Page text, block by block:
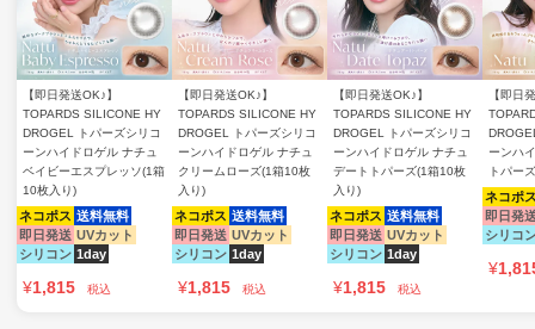
【即日発送OK♪】
TOPARDS SILICONE HY
DROGEL トパーズシリコ
ーンハイドロゲル ナチュ
ベイビーエスプレッソ(1箱
10枚入り)
ネコポス 送料無料
即日発送 UVカット
シリコン 1day
¥1,815 税込
【即日発送OK♪】
TOPARDS SILICONE HY
DROGEL トパーズシリコ
ーンハイドロゲル ナチュ
クリームローズ(1箱10枚
入り)
ネコポス 送料無料
即日発送 UVカット
シリコン 1day
¥1,815 税込
【即日発送OK♪】
TOPARDS SILICONE HY
DROGEL トパーズシリコ
ーンハイドロゲル ナチュ
デートトパーズ(1箱10枚
入り)
ネコポス 送料無料
即日発送 UVカット
シリコン 1day
¥1,815 税込
【即日
ーンハ
トパー
ネコポ
即日発
シリコ
¥